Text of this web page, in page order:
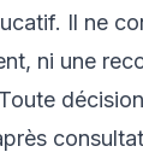
Il ne
ni une